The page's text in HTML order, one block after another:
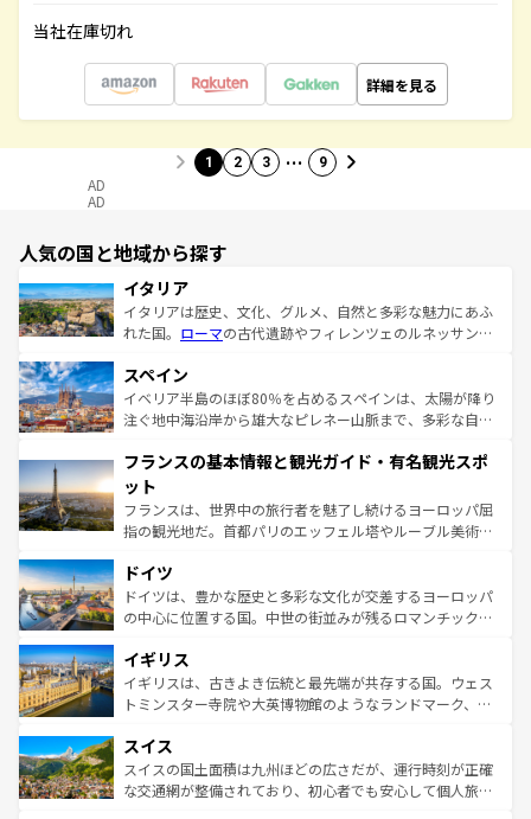
当社在庫切れ
詳細を見る
1 2 3 … 9
AD
AD
人気の国と地域から探す
イタリア
イタリアは歴史、文化、グルメ、自然と多彩な魅力にあふ
れた国。 ローマの古代遺跡やフィレンツェのルネッサンス
ろん、トスカーナの美しい田園風景やアマルフィ海岸の絶
景など、自然景観も見逃せない。観光の合間には、本場の
ピザやパスタなど、絶品のイタリア料理を堪能することも
ませてくれるイタリアで、忘れられない旅をしてみよう！
なお、新着のイタリア情報は
しい。
スペイン
イベリア半島のほぼ80％を占めるスペインは、太陽が降り
注ぐ地中海沿岸から雄大なピレネー山脈まで、多彩な自然
文化が根付くこの国では、情熱的なフラメンコ、熱気あふ
れる闘牛、そして美味しいタパスが生活の一部となってい
る。首都マドリードの洗練された雰囲気や、バルセロナの
アートに溢れた街角から、地方では古代ローマ遺跡や中世
せる。地方によって風土や気候が異なるスペインはその個
性で訪れる人を魅了する。 なお、新着のスペイン情報は コ
ンテンツ一覧を参照してほしい。
フランスの基本情報と観光ガイド・有名観光スポ
ット
フランスは、世界中の旅行者を魅了し続けるヨーロッパ屈
指の観光地だ。首都パリのエッフェル塔やルーブル美術館
で、幅広い魅力が詰まっている。華麗な宮殿、歴史的な大
聖堂、美しいビーチ、そして豊かな自然が、訪れる者を心
から魅了する。また、フランスは美食の国としても知ら
いる。シャンパンの発祥地であるランス、プロヴァンスの
香り高いラベンダー畑など、多彩な楽しみ方が可能だ。さ
らに、パリ以外の地域にも魅力が溢れており、どの街角に
れる地方に足を運ぶとそれぞれで全く異なる文化を体験で
きるだろう。 なお、新着のフランス情報はコンテンツ一覧
を参照してほしい。
ドイツ
ドイツは、豊かな歴史と多彩な文化が交差するヨーロッパ
の中心に位置する国。中世の街並みが残るロマンチック街
顔を持つこの国は、どこを歩いても飽きることがない。ベ
ルリンの文化的活気、バイエルン州のアルプスの絶景、そ
してライン川沿いのワイン畑といった風景は必見。ビール
は、お酒好きな人にはぜひ体験してほしい。 なお、新着の
ドイツ情報はコンテンツ一覧を参照してほしい。
イギリス
イギリスは、古きよき伝統と最先端が共存する国。ウェス
トミンスター寺院や大英博物館のようなランドマーク、歴
リアごとに異なる魅力がある。また、優雅なアフタヌーン
ティー、ビール好きにはたまらない英国パブ、サッカー観
戦など、本場だからこそできる体験も豊富。イギリスを旅
スイス
スイスの国土面積は九州ほどの広さだが、運行時刻が正確
な交通網が整備されており、初心者でも安心して個人旅行